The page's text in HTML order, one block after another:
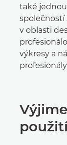
také
společností
v oblasti
výkresy a